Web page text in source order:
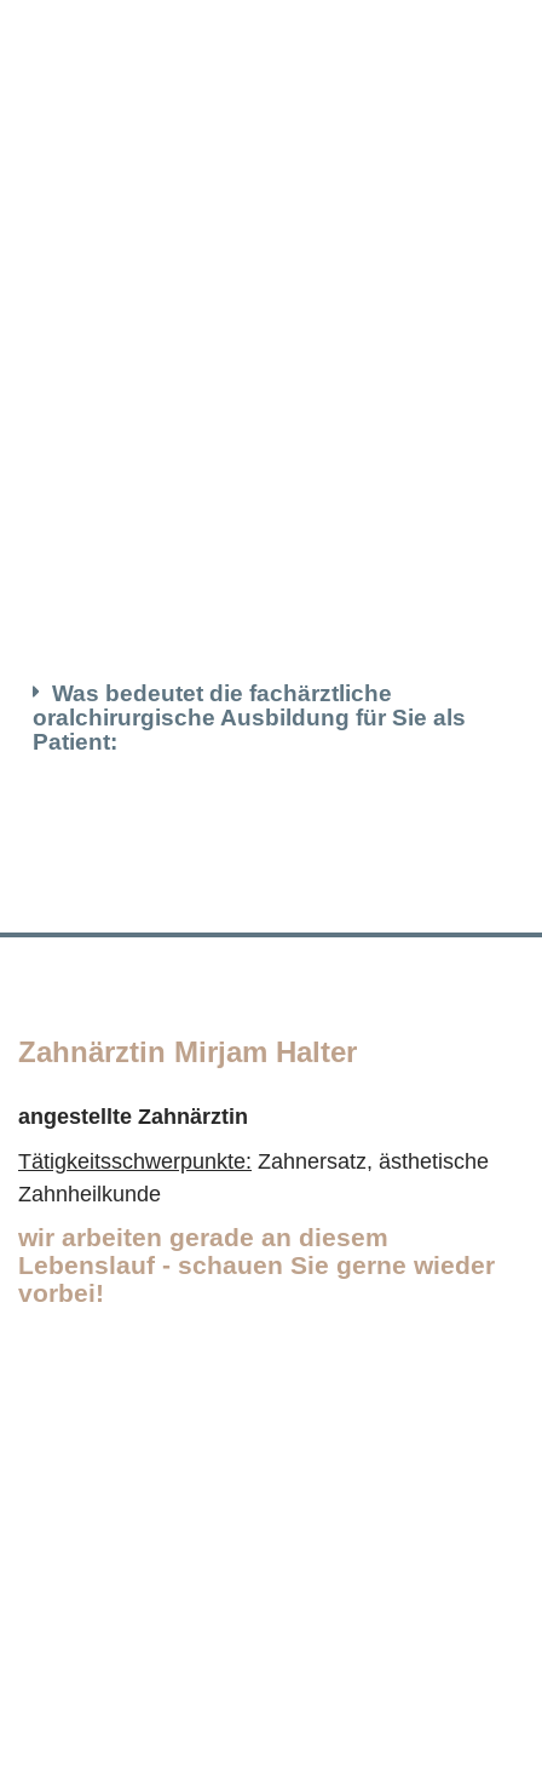
Was bedeutet die fachärztliche
oralchirurgische Ausbildung für Sie als
Patient:
Zahnärztin Mirjam Halter
angestellte Zahnärztin
Tätigkeitsschwerpunkte: Zahnersatz, ästhetische
Zahnheilkunde
wir arbeiten gerade an diesem
Lebenslauf - schauen Sie gerne wieder
vorbei!